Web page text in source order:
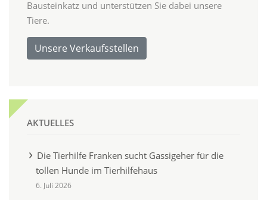
Bausteinkatz und unterstützen Sie dabei unsere
Tiere.
Unsere Verkaufsstellen
AKTUELLES
Die Tierhilfe Franken sucht Gassigeher für die
tollen Hunde im Tierhilfehaus
6. Juli 2026